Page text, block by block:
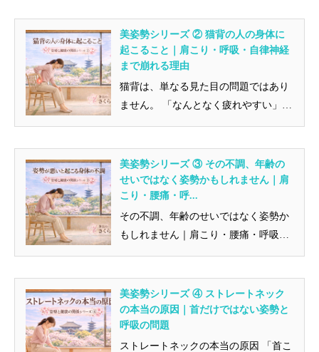
美姿勢シリーズ ② 猫背の人の身体に
起こること｜肩こり・呼吸・自律神経
まで崩れる理由
猫背は、単なる見た目の問題ではあり
ません。 「なんとなく疲れやすい」
「呼吸が浅い気がする」「肩こりや...
美姿勢シリーズ ③ その不調、年齢の
せいではなく姿勢かもしれません｜肩
こり・腰痛・呼...
その不調、年齢のせいではなく姿勢か
もしれません｜肩こり・腰痛・呼吸の
浅さの本当の原因 肩こり、腰痛、...
美姿勢シリーズ ④ ストレートネック
の本当の原因｜首だけではない姿勢と
呼吸の問題
ストレートネックの本当の原因 「首こ